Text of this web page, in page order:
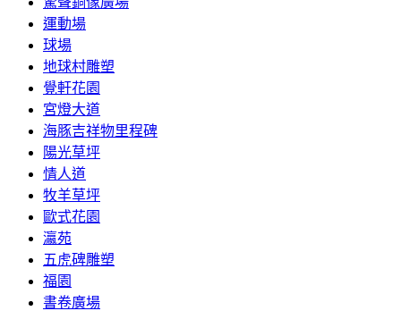
運動場
球場
地球村雕塑
覺軒花園
宮燈大道
海豚吉祥物里程碑
陽光草坪
情人道
牧羊草坪
歐式花園
瀛苑
五虎碑雕塑
福園
書卷廣場